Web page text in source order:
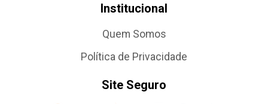
Institucional
Quem Somos
Política de Privacidade
Site Seguro